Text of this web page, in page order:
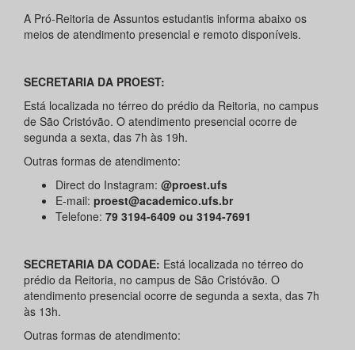
A Pró-Reitoria de Assuntos estudantis informa abaixo os
meios de atendimento presencial e remoto disponíveis.
SECRETARIA DA PROEST:
Está localizada no térreo do prédio da Reitoria, no campus
de São Cristóvão. O atendimento presencial ocorre de
segunda a sexta, das 7h às 19h.
Outras formas de atendimento:
Direct do Instagram: @proest.ufs
E-mail: proest@academico.ufs.br
Telefone: 79 3194-6409 ou 3194-7691
SECRETARIA DA CODAE: Está localizada no térreo do
prédio da Reitoria, no campus de São Cristóvão. O
atendimento presencial ocorre de segunda a sexta, das 7h
às 13h.
Outras formas de atendimento: